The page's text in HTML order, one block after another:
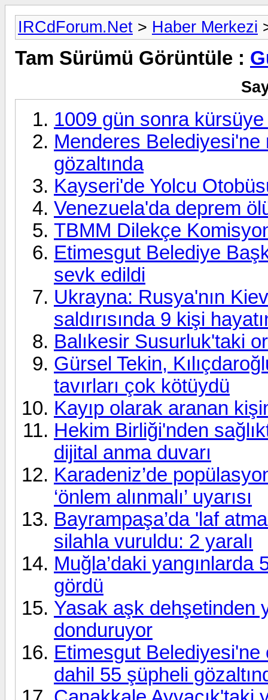
IRCdForum.Net > Haber Merkezi
Tam Sürümü Görüntüle :
1009 gün sonra kürsüye
Menderes
gözaltında
Kayseri'de Yolcu
Venezuela'da deprem
TBMM Dilekçe
Etimesgut Belediye
sevk edildi
Ukrayna: Rusya'nın
saldırısında 9 kişi
Balıkesir Susurluk'taki
Gürsel Tekin,
tavırları çok kötüydü
Kayıp olarak aranan
Hekim Birliği'nden
dijital anma duvarı
Karadeniz’de
‘önlem alınmalı’ uyarısı
Bayrampaşa’da 'laf
silahla vuruldu: 2 yaralı
Muğla’daki
gördü
Yasak aşk dehşetinden
donduruyor
Etimesgut
dahil 55 şüpheli